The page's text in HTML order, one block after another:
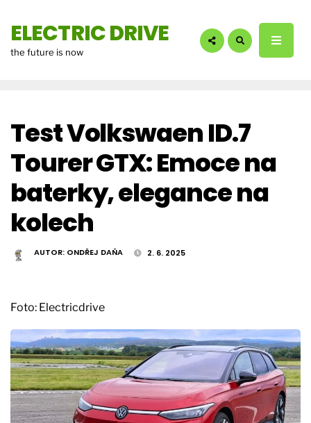
ELECTRIC DRIVE
the future is now
Test Volkswaen ID.7
Tourer GTX: Emoce na
baterky, elegance na
kolech
AUTOR: ONDŘEJ DAŇA 2. 6. 2025
Foto: Electricdrive